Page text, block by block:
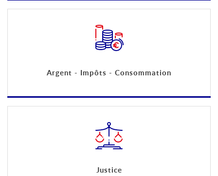
Argent - Impôts - Consommation
Justice